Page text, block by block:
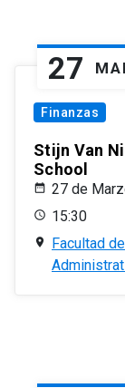
27
Finanzas
Stijn Van
School
27 de
15:30
Facultad